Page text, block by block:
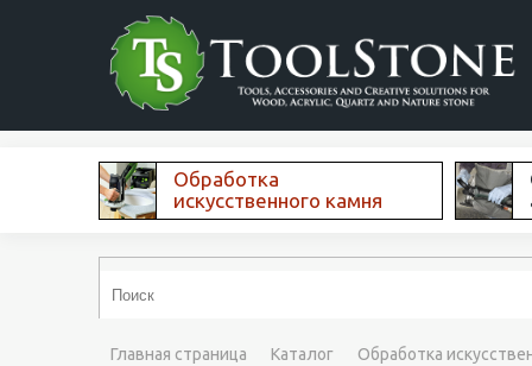
Обработка
искусственного камня
Главная страница Каталог Обработка